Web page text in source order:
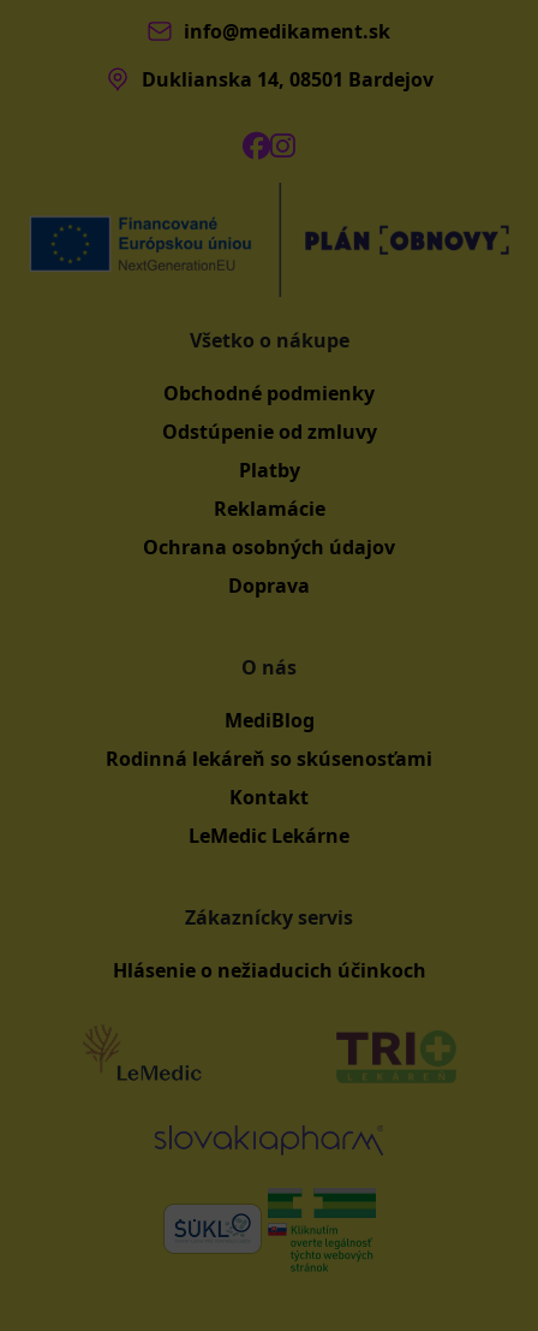
info@medikament.sk
Duklianska 14, 08501 Bardejov
Všetko o nákupe
Obchodné podmienky
Odstúpenie od zmluvy
Platby
Reklamácie
Ochrana osobných údajov
Doprava
O nás
MediBlog
Rodinná lekáreň so skúsenosťami
Kontakt
LeMedic Lekárne
Zákaznícky servis
Hlásenie o nežiaducich účinkoch